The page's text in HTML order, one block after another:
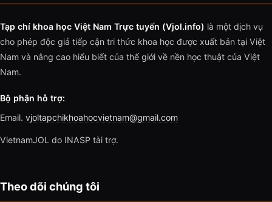
Tạp chí khoa học Việt Nam Trực tuyến (Vjol.info) là một dịch vụ
cho phép độc giả tiếp cận tri thức khoa học được xuất bản tại Việt
Nam và nâng cao hiểu biết của thế giới về nền học thuật của Việt
Nam.
Bộ phận hỗ trợ:
Email. vjoltapchikhoahocvietnam@gmail.com
VietnamJOL do INASP tài trợ.
Theo dõi chúng tôi